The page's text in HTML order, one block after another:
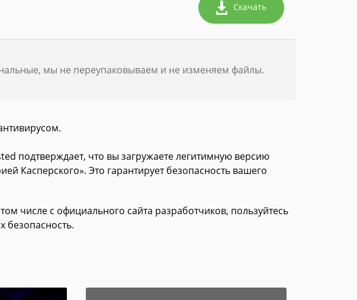
Скачать
мы не переупаковываем и не изменяем файлы.
подтверждает, что вы загружаете легитимную версию
Касперского». Это гарантирует безопасность вашего
числе с официального сайта разработчиков, пользуйтесь
безопасность.